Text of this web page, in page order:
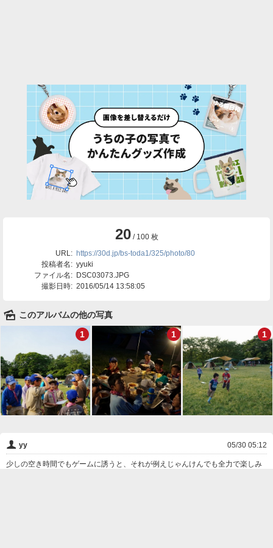
20 / 100 枚
URL: https://30d.jp/bs-toda1/325/photo/80
投稿者名: yyuki
ファイル名: DSC03073.JPG
撮影日時: 2016/05/14 13:58:05
🌄 このアルバムの他の写真
1
1 1
👤 yy 05/30 05:12
少しの空き時間でもゲームに誘うと、それが例えじゃんけんでも全力で楽しみ